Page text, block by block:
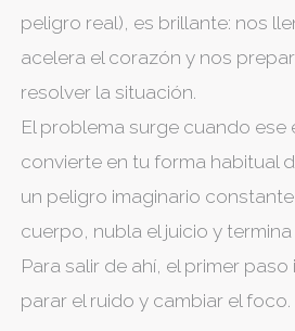
peligro real), es brillante: nos
acelera el corazón y nos
resolver la situación.
El problema surge cuando ese
convierte en tu forma habitual
un peligro imaginario
cuerpo, nubla el juicio y
Para salir de ahí, el primer
parar el ruido y cambiar el foco.